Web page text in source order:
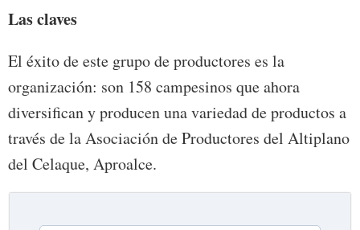
Las claves
El éxito de este grupo de productores es la
organización: son 158 campesinos que ahora
diversifican y producen una variedad de productos a
través de la Asociación de Productores del Altiplano
del Celaque, Aproalce.